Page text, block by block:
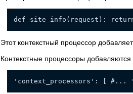
def site_info(request):
Этот контекстный процессор
Контекстные процессоры
'context_processors': [ #...